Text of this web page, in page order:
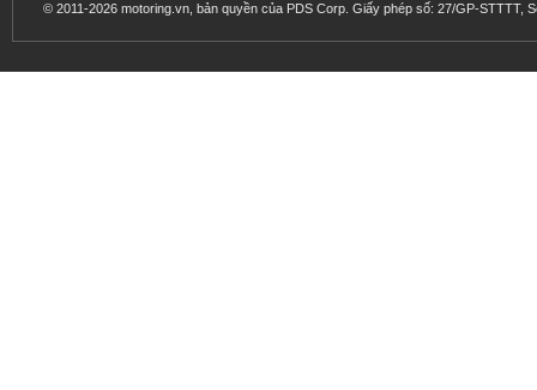
© 2011-2026 motoring.vn, bản quyền của PDS Corp. Giấy phép số: 27/GP-STTTT,